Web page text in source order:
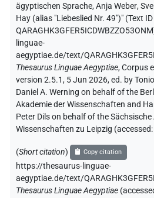
ägyptischen Sprache,Anja Weber,
Hay (alias "Liebeslied Nr. 49")" (Text ID
QARAGHK3GFER5ICDWBZZO53ONM
linguae-
aegyptiae.de/text/
Thesaurus Linguae Aegyptiae,Corpus
version 2.5.1, 5 Jun 2026, ed. by
Daniel A. Werning on behalf of the
Akademie der Wissenschaften and
Peter Dils on behalf of the
Wissenschaften zu Leipzig (accessed:
(Short citation) Copy citation
https://thesaurus-linguae-
aegyptiae.de/text/
Thesaurus Linguae Aegyptiae (